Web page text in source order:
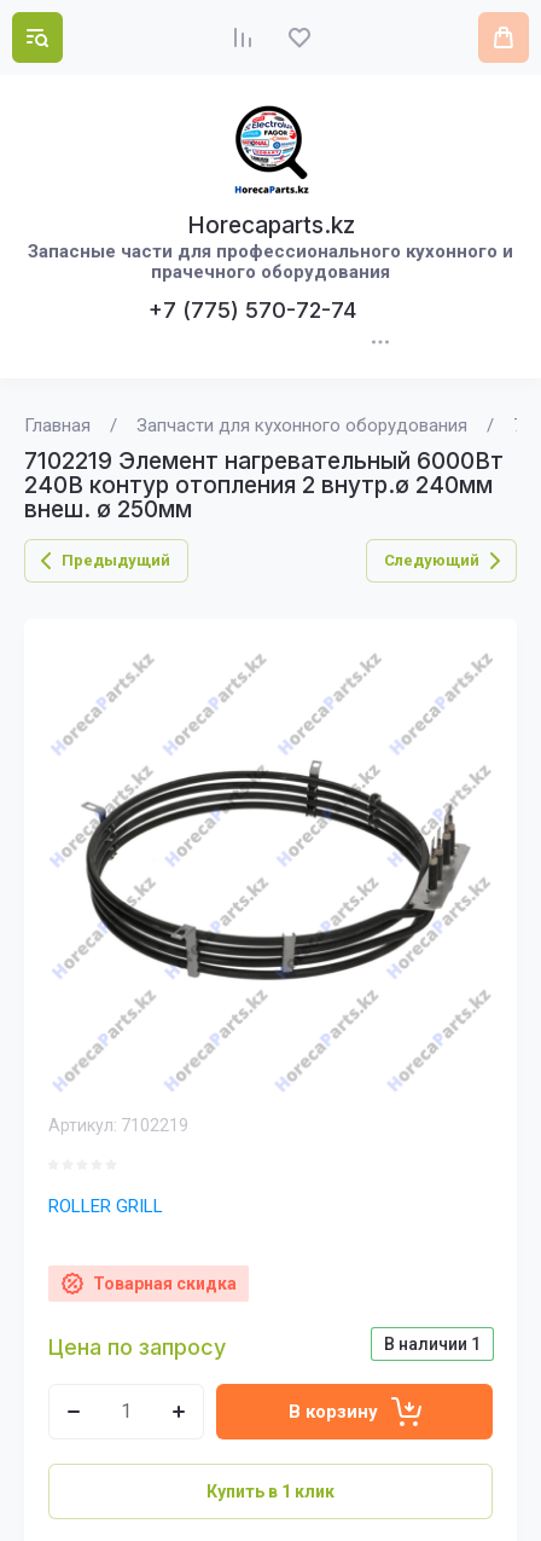
Horecaparts.kz
Запасные части для профессионального кухонного и
прачечного оборудования
+7 (775) 570-72-74
Главная / Запчасти для кухонного оборудования /
7102219 Элемент нагревательный 6000Вт
240В контур отопления 2 внутр.ø 240мм
внеш. ø 250мм
Предыдущий Следующий
Артикул: 7102219
ROLLER GRILL
Товарная скидка
В наличии 1
Цена по запросу
В корзину
Купить в 1 клик